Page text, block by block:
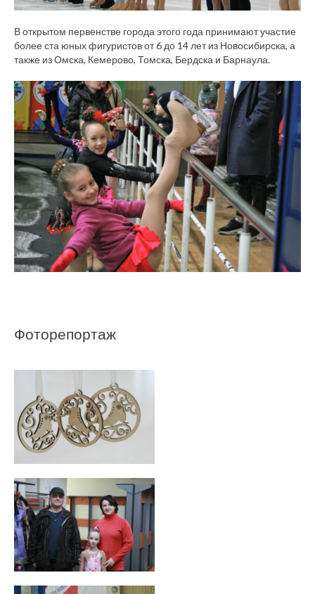
В открытом первенстве города этого года принимают участие
более ста юных фигуристов от 6 до 14 лет из Новосибирска, а
также из Омска, Кемерово, Томска, Бердска и Барнаула.
Фоторепортаж